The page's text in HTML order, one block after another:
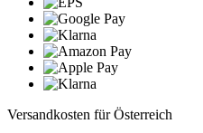
Versandkosten für Österreich